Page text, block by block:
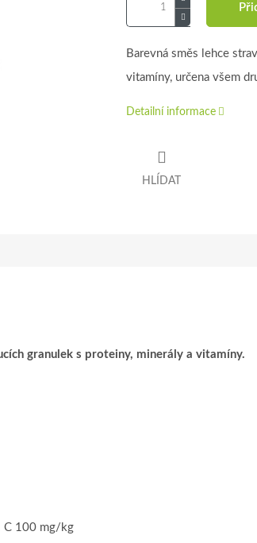
Barevná směs lehce
vitamíny, určena všem
Detailní informace
HLÍDAT
granulek s proteiny, minerály a vitamíny.
C 100 mg/kg